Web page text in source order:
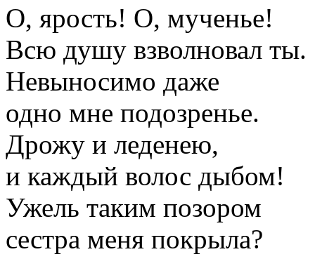
О, ярость! О, мученье!
Всю душу взволновал ты.
Невыносимо даже
одно мне подозренье.
Дрожу и леденею,
и каждый волос дыбом!
Ужель таким позором
сестра меня покрыла?